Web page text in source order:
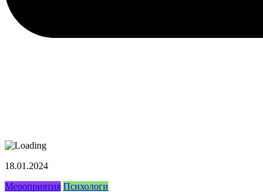
18.01.2024
Мероприятия Психологи